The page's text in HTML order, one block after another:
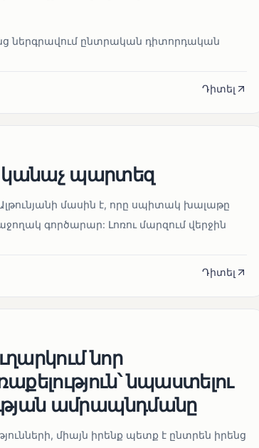
ներգրավում ընտրական դիտորդական
Դիտել
պարտեզ
մասին է, որը սպիտակ խալաթը
գործարար: Լոռու մարզում վերջին
Դիտել
նոր
նպաստելու
ամրապնդմանը
միայն իրենք պետք է ընտրեն իրենց